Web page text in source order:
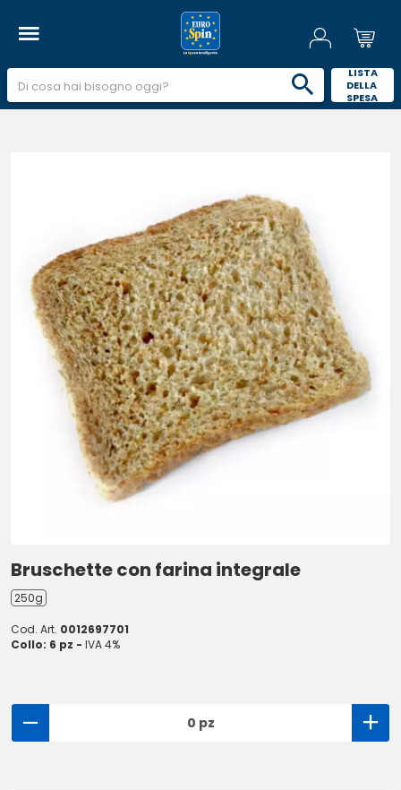
LISTA
DELLA
SPESA
Bruschette con farina integrale
250g
Cod. Art. 0012697701
Collo: 6 pz - IVA 4%
0 pz